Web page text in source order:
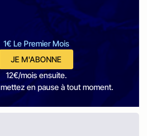
1€ Le Premier Mois
JE M'ABONNE
12€/mois ensuite.
en pause à tout moment.